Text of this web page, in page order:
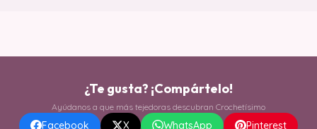
¿Te gusta? ¡Compártelo!
Ayúdanos a que más tejedoras descubran Crochetísimo
Facebook X WhatsApp
Pinterest